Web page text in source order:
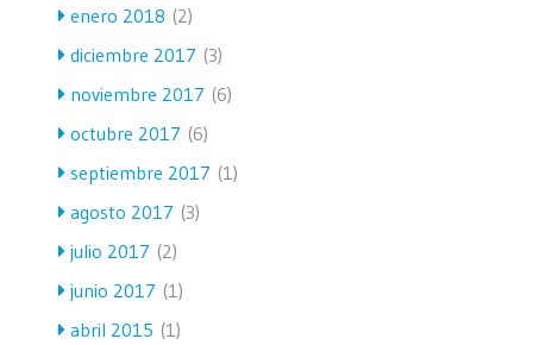
enero 2018 (2)
diciembre 2017 (3)
noviembre 2017 (6)
octubre 2017 (6)
septiembre 2017 (1)
agosto 2017 (3)
julio 2017 (2)
junio 2017 (1)
abril 2015 (1)